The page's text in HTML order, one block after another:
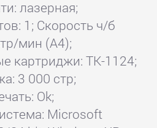
лазерная;
1; Скорость ч/б
мин (А4);
картриджи: TK-1124;
3 000 стр;
Ok;
Microsoft